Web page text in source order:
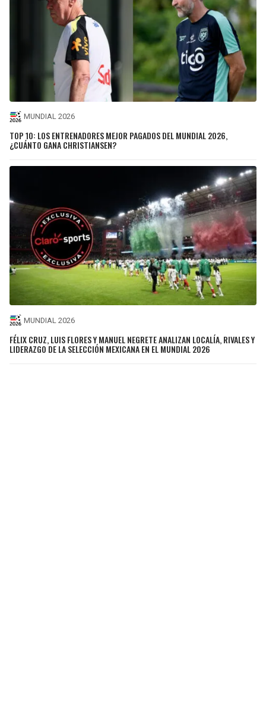
MUNDIAL 2026
TOP 10: LOS ENTRENADORES MEJOR PAGADOS DEL MUNDIAL 2026,
¿CUÁNTO GANA CHRISTIANSEN?
MUNDIAL 2026
FÉLIX CRUZ, LUIS FLORES Y MANUEL NEGRETE ANALIZAN LOCALÍA, RIVALES Y
LIDERAZGO DE LA SELECCIÓN MEXICANA EN EL MUNDIAL 2026